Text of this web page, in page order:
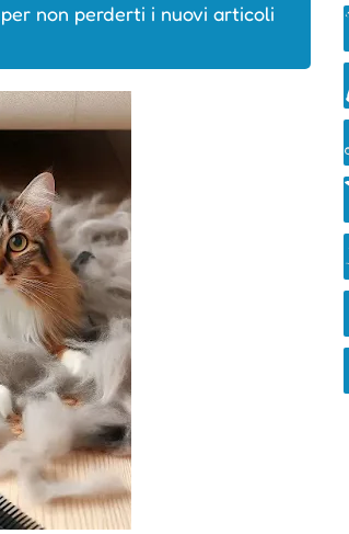
non perderti i nuovi articoli